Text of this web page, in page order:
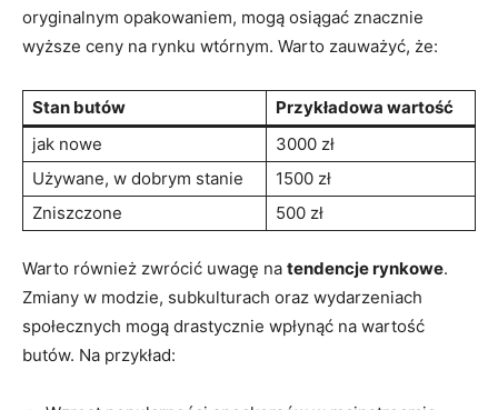
oryginalnym opakowaniem, mogą osiągać znacznie
wyższe ceny na rynku wtórnym. Warto zauważyć, że:
Stan butów
Przykładowa wartość
jak nowe
3000 zł
Używane, w dobrym stanie
1500 zł
Zniszczone
500 zł
Warto również zwrócić uwagę na tendencje rynkowe.
Zmiany w modzie, subkulturach oraz wydarzeniach
społecznych mogą drastycznie wpłynąć na wartość
butów. Na przykład: